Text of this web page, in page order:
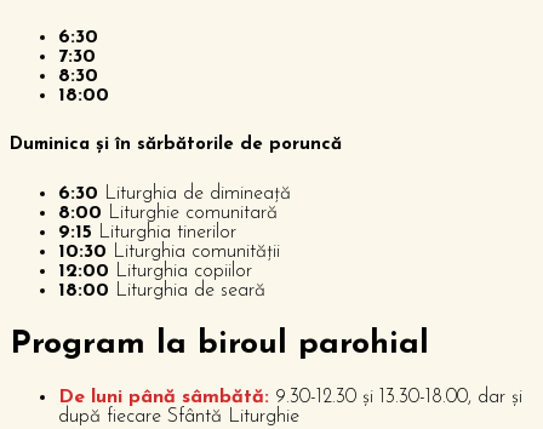
6:30
7:30
8:30
18:00
Duminica și în sărbătorile de poruncă
6:30 Liturghia de dimineață
8:00 Liturghie comunitară
9:15 Liturghia tinerilor
10:30 Liturghia comunității
12:00 Liturghia copiilor
18:00 Liturghia de seară
Program la biroul parohial
De luni până sâmbătă: 9.30-12.30 și 13.30-18.00, dar și
după fiecare Sfântă Liturghie